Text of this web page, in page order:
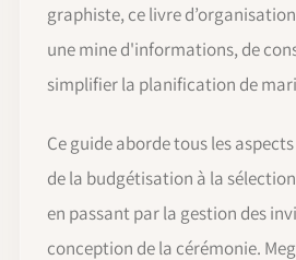
graphiste, ce livre
une mine d'informations, de
simplifier la planification de
Ce guide aborde tous les
de la budgétisation à la
en passant par la gestion des
conception de la cérémonie.